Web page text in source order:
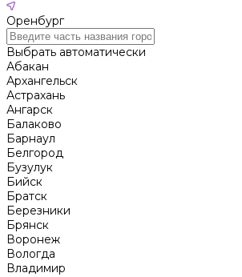
Оренбург
Выбрать автоматически
Абакан
Архангельск
Астрахань
Ангарск
Балаково
Барнаул
Белгород
Бузулук
Бийск
Братск
Березники
Брянск
Воронеж
Вологда
Владимир